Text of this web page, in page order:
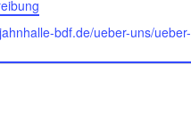
bdf.de/ueber-uns/ueber-